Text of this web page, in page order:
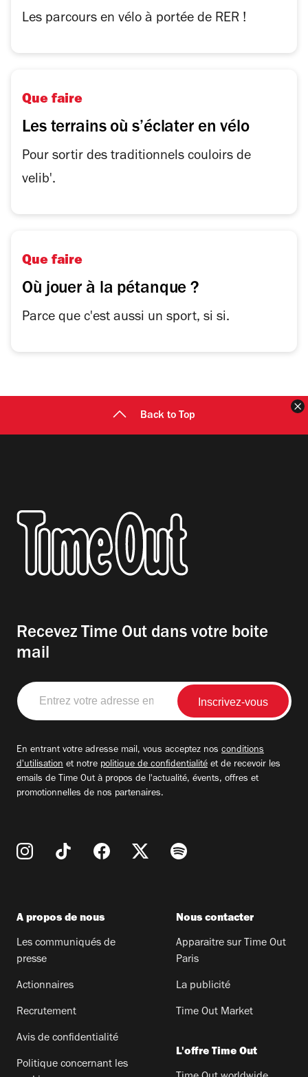
Les parcours en vélo à portée de RER !
Que faire
Les terrains où s’éclater en vélo
Pour sortir des traditionnels couloirs de
velib'.
Que faire
Où jouer à la pétanque ?
Parce que c'est aussi un sport, si si.
Back to Top
Recevez Time Out dans votre boite
mail
Entrez
votre
adresse
En entrant votre adresse mail, vous acceptez nos conditions
d'utilisation et notre politique de confidentialité et de recevoir les
emails de Time Out à propos de l'actualité, évents, offres et
promotionnelles de nos partenaires.
A propos de nous
Les communiqués de
presse
Actionnaires
Recrutement
Avis de confidentialité
Politique concernant les
Nous contacter
Apparaitre sur Time Out
Paris
La publicité
Time Out Market
L'offre Time Out